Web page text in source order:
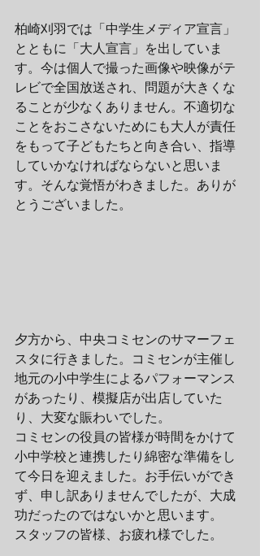
柏崎刈羽では「中学生メディア宣言」
とともに「大人宣言」を出していま
す。今は個人で撮った画像や映像がテ
レビで全国放送され、問題が大きくな
ることが少なくありません。不適切な
ことをおこさないためにも大人が責任
をもって子どもたちと向き合い、指導
していかなければならないと思いま
す。そんな覚悟がわきました。ありが
とうございました。
夕方から、中央コミセンのサマーフェ
スタに行きました。コミセンが主催し
地元の小中学生によるパフォーマンス
があったり、模擬店が出店していた
り、大変な賑わいでした。
コミセンの役員の皆様が時間をかけて
小中学校と連携したり綿密な準備をし
て今日を迎えました。お手伝いができ
ず、申し訳ありませんでしたが、大成
功だったのではないかと思います。
スタッフの皆様、お疲れ様でした。